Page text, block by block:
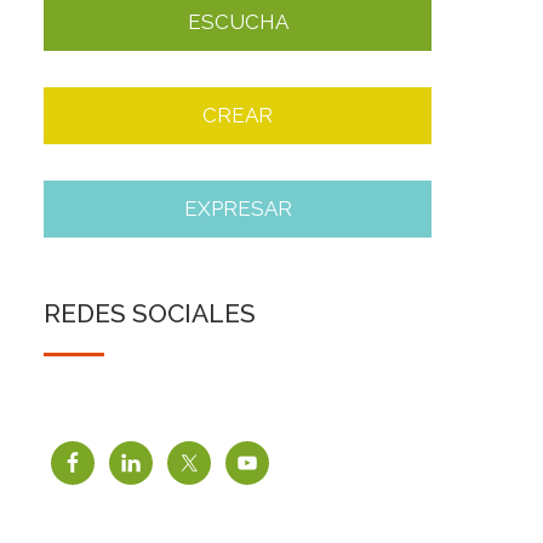
ESCUCHA
CREAR
EXPRESAR
REDES SOCIALES